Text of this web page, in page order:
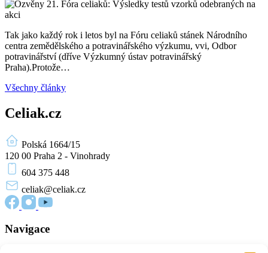
Tak jako každý rok i letos byl na Fóru celiaků stánek Národního
centra zemědělského a potravinářského výzkumu, vvi, Odbor
potravinářství (dříve Výzkumný ústav potravinářský
Praha).Protože…
Všechny články
Celiak.cz
Polská 1664/15
120 00 Praha 2 - Vinohrady
604 375 448
celiak@celiak.cz
Navigace